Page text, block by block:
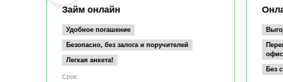
Займ онлайн
Удобное погашение
Безопасно, без залога и поручителей
Легкая анкета!
Срок:
Без